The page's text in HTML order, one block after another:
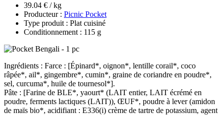
39.04 € / kg
Producteur : Picnic Pocket
Type produit : Plat cuisiné
Conditionnement : 115 g
Ingrédients : Farce : [Épinard*, oignon*, lentille corail*, coco
râpée*, ail*, gingembre*, cumin*, graine de coriandre en poudre*,
sel, curcuma*, huile de tournesol*].
Pâte : [Farine de BLE*, yaourt* (LAIT entier, LAIT écrémé en
poudre, ferments lactiques (LAIT)), ŒUF*, poudre à lever (amidon
de maïs bio*, acidifiant : E336(i) crème de tartre de potassium, agent